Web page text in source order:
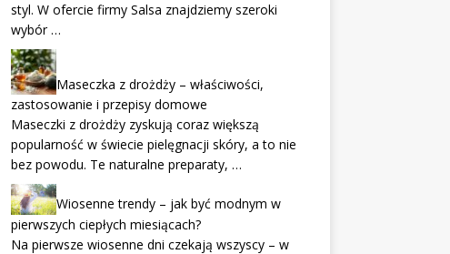
styl. W ofercie firmy Salsa znajdziemy szeroki
wybór …
Maseczka z drożdży – właściwości,
zastosowanie i przepisy domowe
Maseczki z drożdży zyskują coraz większą
popularność w świecie pielęgnacji skóry, a to nie
bez powodu. Te naturalne preparaty, …
Wiosenne trendy – jak być modnym w
pierwszych ciepłych miesiącach?
Na pierwsze wiosenne dni czekają wszyscy – w